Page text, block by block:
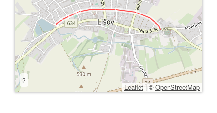
?
Leaflet |© OpenStreetMap